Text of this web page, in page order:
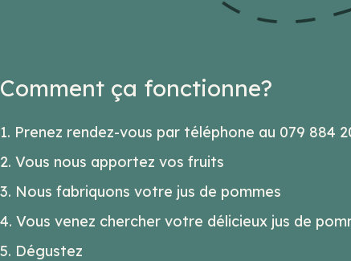
Comment ça fonctionne?
Prenez rendez-vous par téléphone au 079 884
Vous nous apportez vos fruits
Nous fabriquons votre jus de pommes
Vous venez chercher votre délicieux jus de
Dégustez